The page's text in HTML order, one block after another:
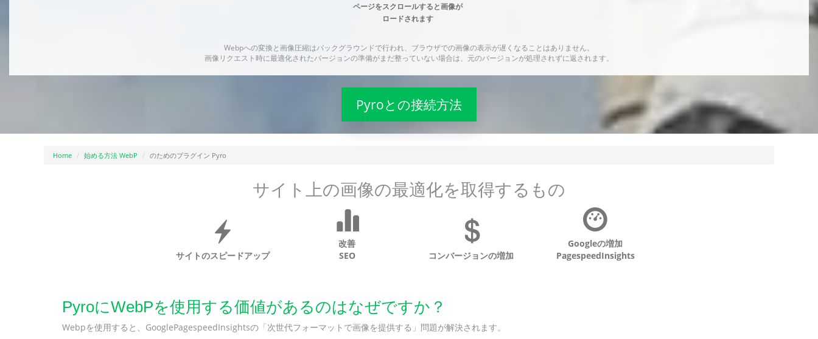
ページをスクロールすると画像が
ロードされます
Webpへの変換と画像圧縮はバックグラウンドで行われ、ブラウザでの画像の表示が遅くなることはありません。
画像リクエスト時に最適化されたバージョンの準備がまだ整っていない場合は、元のバージョンが処理されずに返されます。
Pyroとの接続方法
Home 始める方法 WebP のためのプラグイン Pyro
サイト上の画像の最適化を取得するもの
サイトのスピードアップ
改善
SEO
コンバージョンの増加
Googleの増加
PagespeedInsights
PyroにWebPを使用する価値があるのはなぜですか？
Webpを使用すると、GooglePagespeedInsightsの「次世代フォーマットで画像を提供する」問題が解決されます。